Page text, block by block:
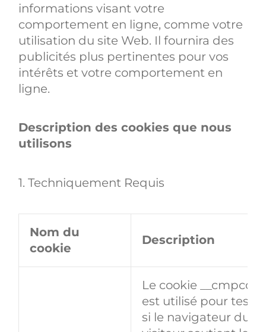
informations visant votre
comportement en ligne, comme votre
utilisation du site Web. Il fournira des
publicités plus pertinentes pour vos
intérêts et votre comportement en
ligne.
Description des cookies que nous
utilisons
1. Techniquement Requis
Nom du
cookie
Description
Le cookie __cmpcc
est utilisé pour tester
si le navigateur du